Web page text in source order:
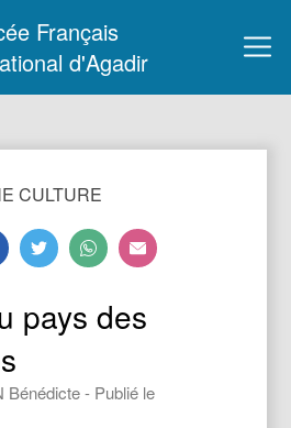
Français
d'Agadir
CULTURE
pays des
Bénédicte - Publié le